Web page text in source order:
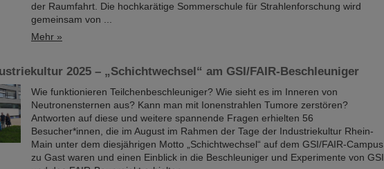
der Raumfahrt. Die hochkarätige Sommerschule für Strahlenforschung wird
gemeinsam von ...
Mehr »
2025 – „Schichtwechsel“ am GSI/FAIR-Beschleuniger
Wie funktionieren Teilchenbeschleuniger? Wie sieht es im Inneren von
Neutronensternen aus? Kann man mit Ionenstrahlen Tumore zerstören?
Antworten auf diese und weitere spannende Fragen erhielten 56
Besucher*innen, die im August im Rahmen der Tage der Industriekultur Rhein-
Main unter dem diesjährigen Motto „Schichtwechsel“ auf dem GSI/FAIR-Campus
zu Gast waren und einen Einblick in die Beschleuniger und Experimente von GSI